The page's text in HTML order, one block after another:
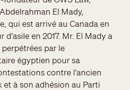
El Mady,
qui est arrivé au Canada en
en 2017. Mr. El Mady a
par le
égyptien pour sa
contre l'ancien
à son adhésion au Parti